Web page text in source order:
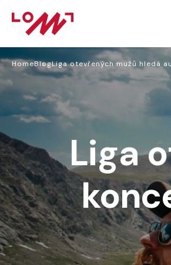
HomeBlogLiga otevřených mužů hledá
Liga